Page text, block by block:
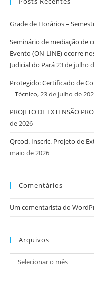
Grade de Horários –
Seminário de mediação de
Evento (ON-LINE) ocorre
Judicial do Pará23 de julho
Protegido: Certificado de
– Técnico,23 de julho de
PROJETO DE EXTENSÃO
de 2026
Qrcod. Inscric. Projeto de
maio de 2026
Comentários
Um comentarista do
Arquivos
Selecionar o mês